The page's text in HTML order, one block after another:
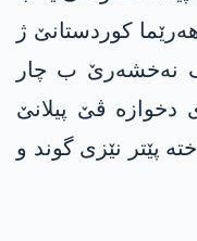
كوردستانێ ژ
نه‌خشه‌رێ ب چار
دخوازه‌ ڤێ پیلانێ
پێتر نێزی گوند و